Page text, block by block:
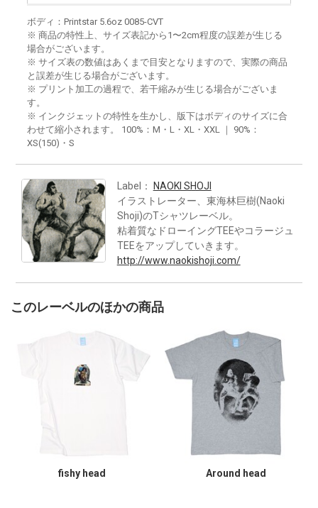
ボディ：Printstar 5.6oz 0085-CVT
※ 商品の特性上、サイズ表記から1〜2cm程度の誤差が生じる
場合がございます。
※ サイズ表の数値はあくまで目安となりますので、実際の商品
と誤差が生じる場合がございます。
※ プリント加工の過程で、若干縮みが生じる場合がございま
す。
※ インクジェットの特性を生かし、版下はボディのサイズに合
わせて縮小されます。 100%：M・L・XL・XXL ｜ 90%：
XS(150)・S
Label：
NAOKI SHOJI
イラストレーター、東海林巨樹(Naoki
Shoji)のTシャツレーベル。
粘着質なドローイングTEEやコラージュ
TEEをアップしていきます。
http://www.naokishoji.com/
このレーベルのほかの商品
fishy head Around head